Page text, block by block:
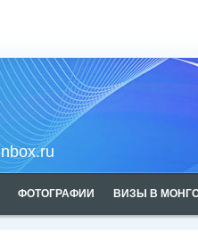
ФОТОГРАФИИ ВИЗЫ В